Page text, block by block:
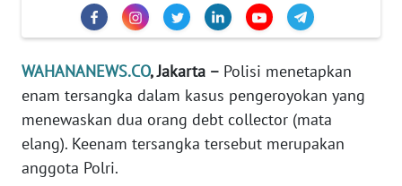
WAHANANEWS.CO, Jakarta – Polisi menetapkan
enam tersangka dalam kasus pengeroyokan yang
menewaskan dua orang debt collector (mata
elang). Keenam tersangka tersebut merupakan
anggota Polri.
EDITORIAL
Informasi
INDEKS
BERITA